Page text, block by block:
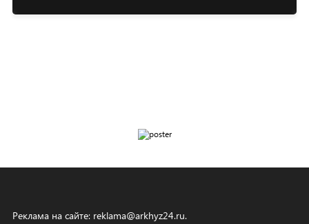
Реклама на сайте: reklama@arkhyz24.ru.